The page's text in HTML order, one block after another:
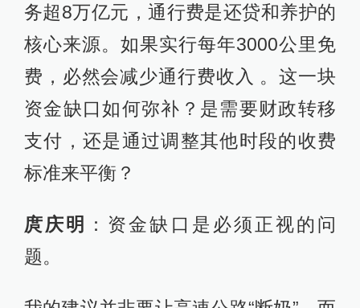
务超8万亿元，通行费是还贷和养护的
核心来源。如果实行每年3000公里免
费，必然会减少通行费收入 。这一块
资金缺口如何弥补？是需要财政转移
支付，还是通过调整其他时段的收费
标准来平衡？
庹庆明
：资金缺口是必须正视的问
题。